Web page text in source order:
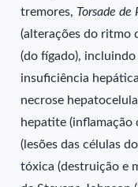
tremores, Torsade de
(alterações do ritmo
(do fígado),
insuficiência
necrose
hepatite (inflamação
(lesões das células
tóxica (destruição e